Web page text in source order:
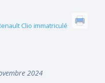
Clio immatriculé
2024